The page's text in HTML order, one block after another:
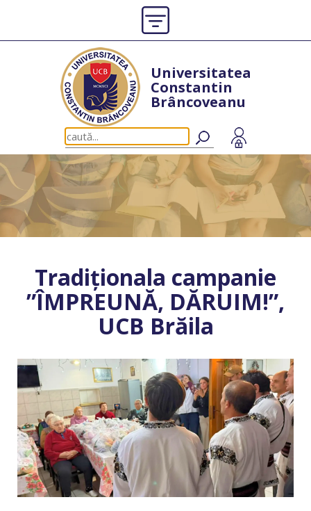
Universitatea
Constantin
Brâncoveanu
Tradiționala campanie
”ÎMPREUNĂ, DĂRUIM!”,
UCB Brăila